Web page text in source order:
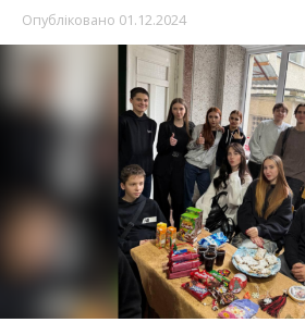
Опубліковано 01.12.2024